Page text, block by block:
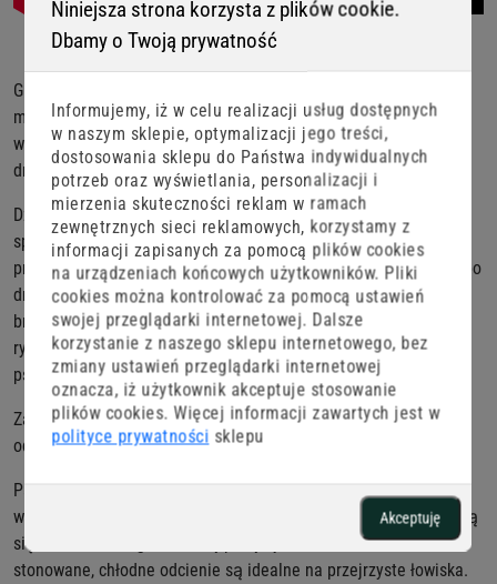
Niniejsza strona korzysta z plików cookie.
Dbamy o Twoją prywatność
Informujemy, iż w celu realizacji usług dostępnych
w naszym sklepie, optymalizacji jego treści,
dostosowania sklepu do Państwa indywidualnych
potrzeb oraz wyświetlania, personalizacji i
mierzenia skuteczności reklam w ramach
zewnętrznych sieci reklamowych, korzystamy z
informacji zapisanych za pomocą plików cookies
na urządzeniach końcowych użytkowników. Pliki
cookies można kontrolować za pomocą ustawień
swojej przeglądarki internetowej. Dalsze
korzystanie z naszego sklepu internetowego, bez
zmiany ustawień przeglądarki internetowej
oznacza, iż użytkownik akceptuje stosowanie
plików cookies. Więcej informacji zawartych jest w
polityce prywatności sklepu
Akceptuję
GF1 Twister to uniwersalna przynęta spinningowa stworzona z
myślą o maksymalnej skuteczności. Dzięki idealnemu
wyważeniu oraz doskonałej pracy ogonka, skutecznie prowokuje
drapieżniki do ataku – niezależnie od techniki prowadzenia.
Działa znakomicie w każdej technice wędkowania i na różne
sposoby zbrojenia. GF1 twister sprawdzi się w każdej technice
prowadzenia, bez znaczenia czy podbijasz z pauzami, szurasz po
dnie, czy prowadzisz jednostajnie- zawsze możesz zanotować
branie. GF1 twister jest dedykowana do łowienia każdego typu
ryb. Sięgają po niego najczęściej łowcy okoni, sandaczy, kleni,
pstrągów, czy nawet szczupaków.
Zachowuje miękkość w niskich temperaturach, co pozwala jej
odwzorowywać naturalny ruch narybku przez cały sezon.
Paleta barw GF1 została opracowana z myślą o różnych
warunkach wędkarskich. Intensywne, jaskrawe kolory sprawdzają
się w wodach o ograniczonej przejrzystości, natomiast
stonowane, chłodne odcienie są idealne na przejrzyste łowiska.